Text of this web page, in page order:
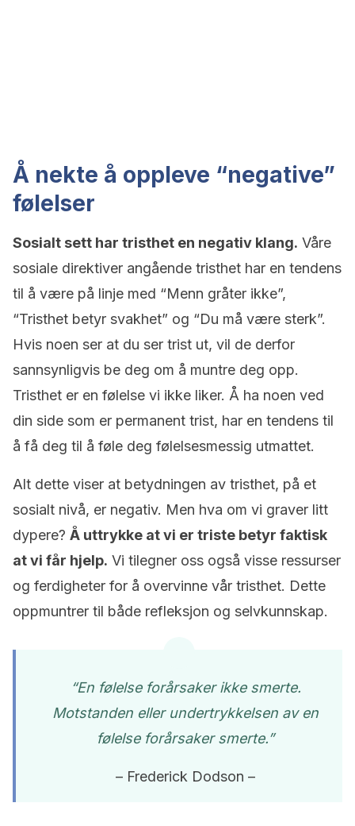
Å nekte å oppleve “negative”
følelser
Sosialt sett har tristhet en negativ klang. Våre
sosiale direktiver angående tristhet har en tendens
til å være på linje med “Menn gråter ikke”,
“Tristhet betyr svakhet” og “Du må være sterk”.
Hvis noen ser at du ser trist ut, vil de derfor
sannsynligvis be deg om å muntre deg opp.
Tristhet er en følelse vi ikke liker. Å ha noen ved
din side som er permanent trist, har en tendens til
å få deg til å føle deg følelsesmessig utmattet.
Alt dette viser at betydningen av tristhet, på et
sosialt nivå, er negativ. Men hva om vi graver litt
dypere? Å uttrykke at vi er triste betyr faktisk
at vi får hjelp. Vi tilegner oss også visse ressurser
og ferdigheter for å overvinne vår tristhet. Dette
oppmuntrer til både refleksjon og selvkunnskap.
“En følelse forårsaker ikke smerte.
Motstanden eller undertrykkelsen av en
følelse forårsaker smerte.”
– Frederick Dodson –